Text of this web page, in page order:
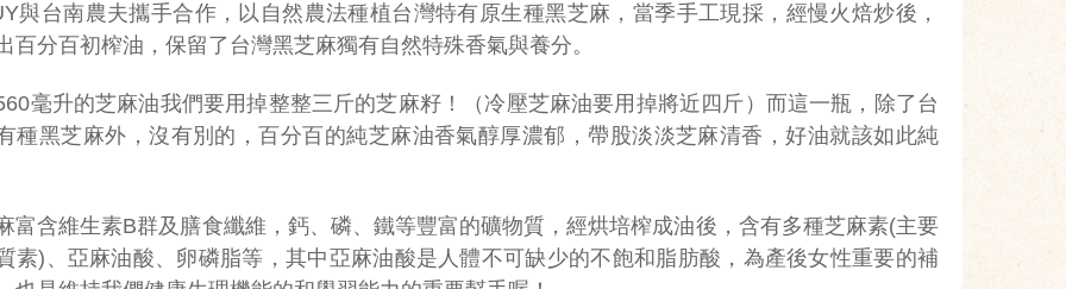
與台南農夫攜手合作，以自然農法種植台灣特有原生種黑芝麻，當季手工現採，經慢火焙炒後，
百分百初榨油，保留了台灣黑芝麻獨有自然特殊香氣與養分。
毫升的芝麻油我們要用掉整整三斤的芝麻籽！（冷壓芝麻油要用掉將近四斤）而這一瓶，除了台
種黑芝麻外，沒有別的，百分百的純芝麻油香氣醇厚濃郁，帶股淡淡芝麻清香，好油就該如此純
富含維生素B群及膳食纖維，鈣、磷、鐵等豐富的礦物質，經烘培榨成油後，含有多種芝麻素(主要
素)、亞麻油酸、卵磷脂等，其中亞麻油酸是人體不可缺少的不飽和脂肪酸，為產後女性重要的補